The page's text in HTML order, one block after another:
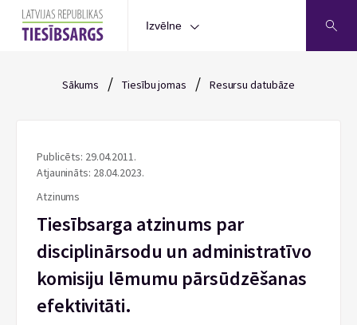
Izvēlne
Sākums / Tiesību jomas / Resursu datubāze
Publicēts: 29.04.2011.
Atjaunināts: 28.04.2023.
Atzinums
Tiesībsarga atzinums par
disciplinārsodu un administratīvo
komisiju lēmumu pārsūdzēšanas
efektivitāti.